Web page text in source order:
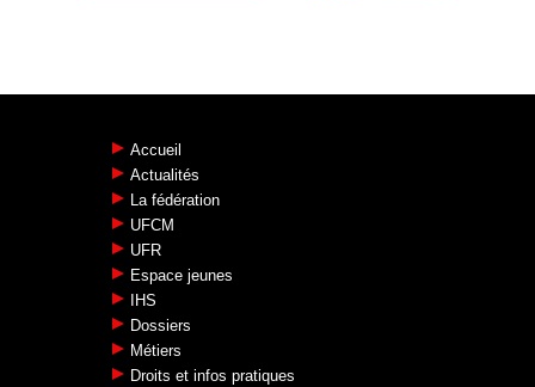
Accueil
Actualités
La fédération
UFCM
UFR
Espace jeunes
IHS
Dossiers
Métiers
Droits et infos pratiques